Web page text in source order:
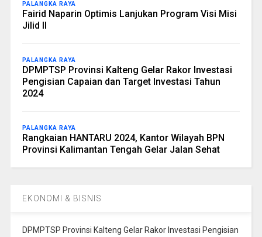
PALANGKA RAYA
Fairid Naparin Optimis Lanjukan Program Visi Misi
Jilid II
PALANGKA RAYA
DPMPTSP Provinsi Kalteng Gelar Rakor Investasi
Pengisian Capaian dan Target Investasi Tahun
2024
PALANGKA RAYA
Rangkaian HANTARU 2024, Kantor Wilayah BPN
Provinsi Kalimantan Tengah Gelar Jalan Sehat
EKONOMI & BISNIS
DPMPTSP Provinsi Kalteng Gelar Rakor Investasi Pengisian